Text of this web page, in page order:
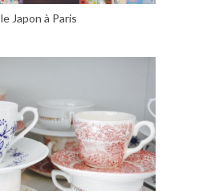
Japon à Paris